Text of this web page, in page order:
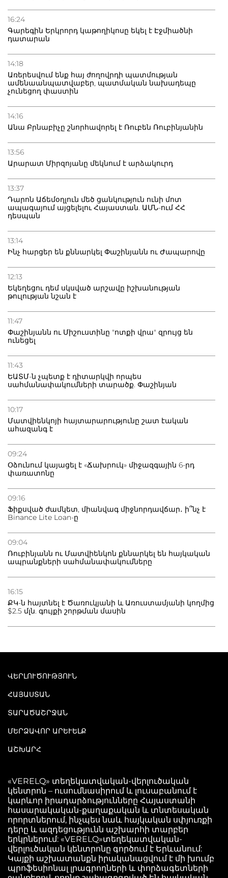
16:24
Գարեգին Երկրորդ կաթողիկոսը եկել է Էջմիածնի
դատարան
14:18
Առերեսվում ենք հայ ժողովրդի պատմության
ամենաանպատվաբեր, պատմական նախադեպը
չունեցող փաստին
14:16
Անա Բրնաբիչը շնորհավորել է Ռուբեն Ռուբինյանին
13:56
Արարատ Միրզոյանը մեկնում է արձակուրդ
13:37
Դարոն Աճեմօղլուն մեծ ցանկություն ունի մոտ
ապագայում այցելելու Հայաստան. ԱՄՆ-ում ՀՀ
դեսպան
13:14
Ինչ հարցեր են քննարկել Փաշինյանն ու Ժապարովը
12:13
Եկեղեցու դեմ սկսված արշավը իշխանության
թուլության նշան է
11:47
Փաշինյանն ու Միշուստինը "ոտքի վրա" զրույց են
ունեցել
11:43
ԵԱՏՄ-ն չպետք է դիտարկվի որպես
սահմանափակումների տարածք. Փաշինյան
10:17
Մատվիենկոյի հայտարարությունը շատ էական
ահազանգ է
09:24
Օձունում կայացել է «Ճախրուկ» միջազգային 6-րդ
փառատոնը
09:16
Ֆիքսված ժամկետ, միանվագ միջնորդավճար․ ի՞նչ է
Binance Lite Loan-ը
09:04
Ռուբինյանն ու Մատվիենկոն քննարկել են հայկական
ապրանքների սահմանափակումները
16:15
ՔԿ-ն հայտնել է Ծառուկյանի և Առուստամյանի կողմից
$2.5 մլն. գույքի շորթման մասին
ՎԵՐԼՈՒԾՈՒԹՅՈՒՆ
ՀԱՅԱՍՏԱՆ
ՏԱՐԱԾԱՇՐՋԱՆ
ՄԵՐՁԱՎՈՐ ԱՐԵՒԵԼՔ
ԱՇԽԱՐՀ
«VERELQ» տեղեկատվական-վերլուծական
կենտրոն – ուսումնասիրում և լուսաբանում է
կարևոր իրադարձությունները Հայաստանի
հասարակական-քաղաքական և տնտեսական
որորտներում, ինչպես նաև հայկական սփյուռքի
դերը և ազդեցությունն աշխարհի տարբեր
երկրներում: «VERELQ»տեղեկատվական-
վերլուծական կենտրոնը գործում է Երևանում:
Կայքի աշխատանքն իրականացվում է մի խումբ
պրոֆեսիոնալ լրագրողների և փորձագետների